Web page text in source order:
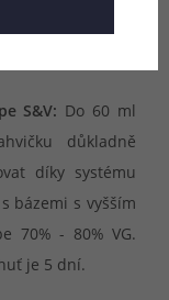
velkých Chubby
S&V: Do 60 ml
důkladně
díky systému
bázemi s vyšším
70% - 80% VG.
je 5 dní.